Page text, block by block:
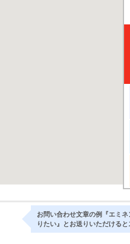
お問い合わせ文章の例『エミ
りたい』とお送りいただけると